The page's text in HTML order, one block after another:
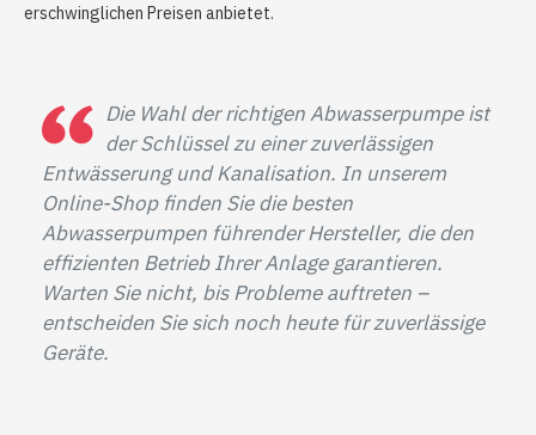
erschwinglichen Preisen anbietet.
Die Wahl der richtigen Abwasserpumpe ist
der Schlüssel zu einer zuverlässigen
Entwässerung und Kanalisation. In unserem
Online-Shop finden Sie die besten
Abwasserpumpen führender Hersteller, die den
effizienten Betrieb Ihrer Anlage garantieren.
Warten Sie nicht, bis Probleme auftreten –
entscheiden Sie sich noch heute für zuverlässige
Geräte.